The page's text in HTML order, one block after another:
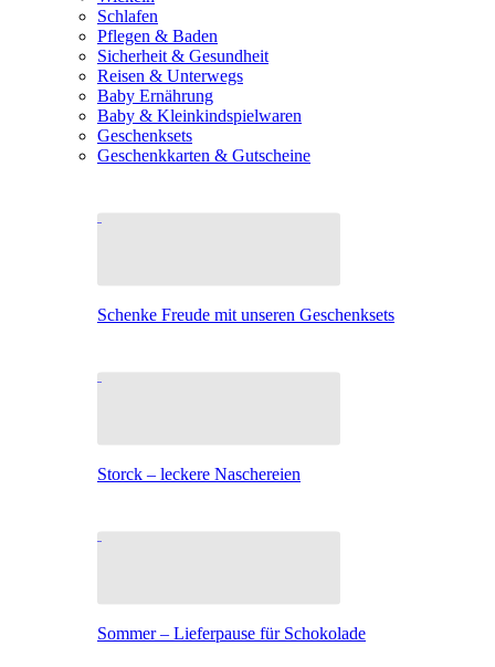
Schlafen
Pflegen & Baden
Sicherheit & Gesundheit
Reisen & Unterwegs
Baby Ernährung
Baby & Kleinkindspielwaren
Geschenksets
Geschenkkarten & Gutscheine
Schenke Freude mit unseren Geschenksets
Storck – leckere Naschereien
Sommer – Lieferpause für Schokolade